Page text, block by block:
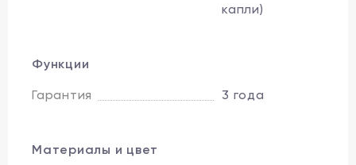
капли)
Функции
Гарантия 3 года
Материалы и цвет